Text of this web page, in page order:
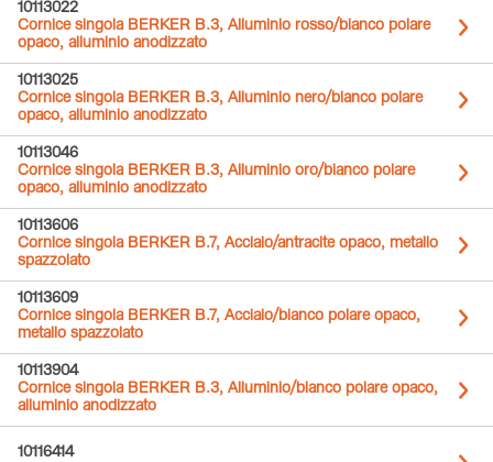
10113022
Cornice singola BERKER B.3, Alluminio rosso/bianco polare
opaco, alluminio anodizzato
10113025
Cornice singola BERKER B.3, Alluminio nero/bianco polare
opaco, alluminio anodizzato
10113046
Cornice singola BERKER B.3, Alluminio oro/bianco polare
opaco, alluminio anodizzato
10113606
Cornice singola BERKER B.7, Acciaio/antracite opaco, metallo
spazzolato
10113609
Cornice singola BERKER B.7, Acciaio/bianco polare opaco,
metallo spazzolato
10113904
Cornice singola BERKER B.3, Alluminio/bianco polare opaco,
alluminio anodizzato
10116414